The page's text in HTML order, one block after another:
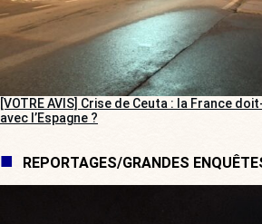
[VOTRE AVIS] Crise de Ceuta : la France
avec l’Espagne ?
REPORTAGES/GRANDES